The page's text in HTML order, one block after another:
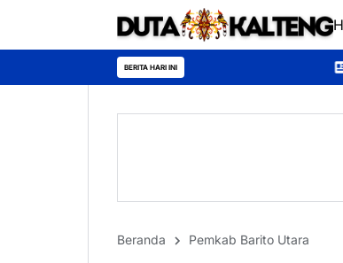
BERITA HARI INISambangi Warga Desa,
Beranda Pemkab Barito Utara